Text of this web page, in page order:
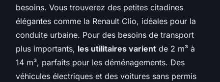
besoins. Vous trouverez des petites citadines
élégantes comme la Renault Clio, idéales pour la
conduite urbaine. Pour des besoins de transport
plus importants, les utilitaires varient de 2 m³ à
14 m³, parfaits pour les déménagements. Des
véhicules électriques et des voitures sans permis